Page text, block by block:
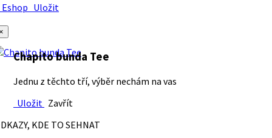
Uložit
Chapito bunda Tee
Jednu z těchto tří, výběr nechám na vas
Uložit Zavřít
KDE TO SEHNAT